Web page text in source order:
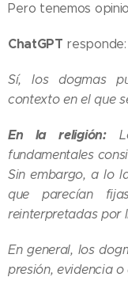
Pero tenemos
ChatGPT responde:
Sí, los dogmas
contexto en el que
En la religión:
fundamentales
Sin embargo, a lo
que parecían
reinterpretadas por
En general, los
presión, evidencia